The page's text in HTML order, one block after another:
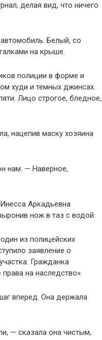
делая вид, что ничего
Белый, со
на крыше.
полиции в форме и
худи и темных джинсах.
Лицо строгое, бледное,
нацепив маску хозяина
нам. — Наверное,
Аркадьевна
нож в таз с водой.
из полицейских
заявление о
Гражданка
на наследство».
вперед. Она держала
— сказала она чистым,